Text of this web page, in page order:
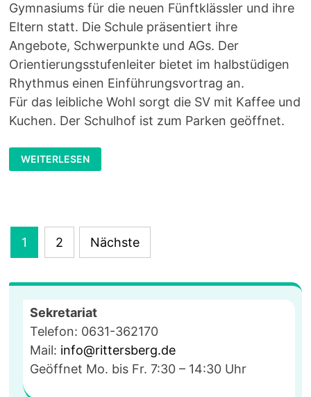
Gymnasiums für die neuen Fünftklässler und ihre
Eltern statt. Die Schule präsentiert ihre
Angebote, Schwerpunkte und AGs. Der
Orientierungsstufenleiter bietet im halbstüdigen
Rhythmus einen Einführungsvortrag an.
Für das leibliche Wohl sorgt die SV mit Kaffee und
Kuchen. Der Schulhof ist zum Parken geöffnet.
INFOTAG
AM
9.11.2019
WEITERLESEN
Seitennummerierung
der
Beiträge
1 2 Nächste
Sekretariat
Telefon: 0631-362170
Mail: info@rittersberg.de
Geöffnet Mo. bis Fr. 7:30 – 14:30 Uhr